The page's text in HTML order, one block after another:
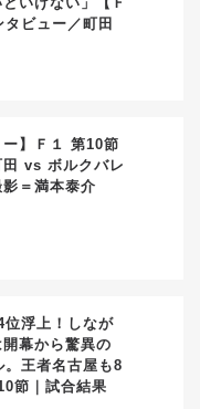
ビュー／町田
ー】Ｆ１ 第10節
vs ボルクバレ
＝満本泰介
位浮上！しなが
幕から驚異の
王者名古屋も8
節｜試合結果